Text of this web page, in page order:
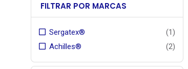
FILTRAR POR MARCAS
Sergatex®
(1)
Achilles®
(2)